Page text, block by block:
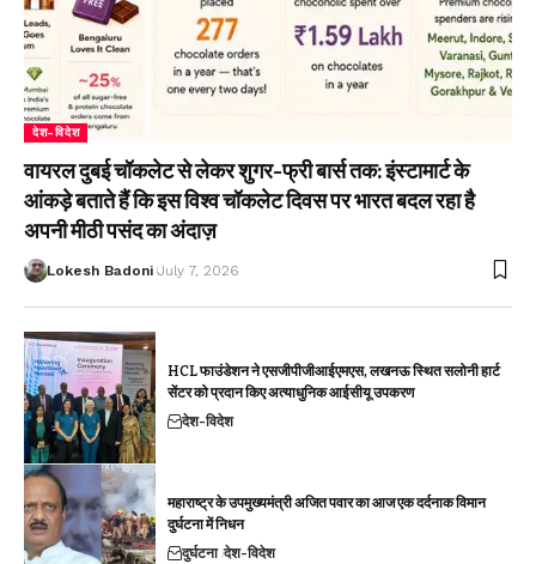
देश-विदेश
वायरल दुबई चॉकलेट से लेकर शुगर-फ्री बार्स तक: इंस्टामार्ट के
आंकड़े बताते हैं कि इस विश्व चॉकलेट दिवस पर भारत बदल रहा है
अपनी मीठी पसंद का अंदाज़
Lokesh Badoni July 7, 2026
HCL फाउंडेशन ने एसजीपीजीआईएमएस, लखनऊ स्थित सलोनी हार्ट
सेंटर को प्रदान किए अत्याधुनिक आईसीयू उपकरण
देश-विदेश
महाराष्ट्र के उपमुख्यमंत्री अजित पवार का आज एक दर्दनाक विमान
दुर्घटना में निधन
दुर्घटना देश-विदेश